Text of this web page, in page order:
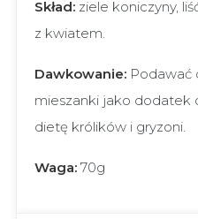
Skład: ziele koniczyny,
z kwiatem.
Dawkowanie: Podawać
mieszanki jako dodatek
dietę królików i gryzoni.
Waga: 70g